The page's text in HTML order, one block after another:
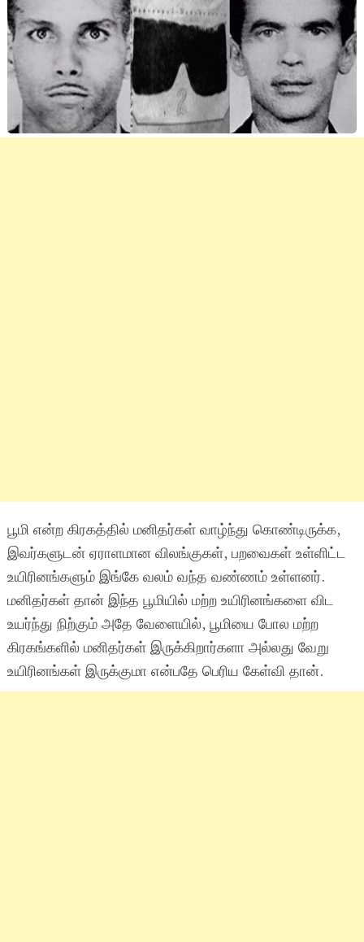
பூமி என்ற கிரகத்தில் மனிதர்கள் வாழ்ந்து கொண்டிருக்க,
இவர்களுடன் ஏராளமான விலங்குகள், பறவைகள் உள்ளிட்ட
உயிரினங்களும் இங்கே வலம் வந்த வண்ணம் உள்ளனர்.
மனிதர்கள் தான் இந்த பூமியில் மற்ற உயிரினங்களை விட
உயர்ந்து நிற்கும் அதே வேளையில், பூமியை போல மற்ற
கிரகங்களில் மனிதர்கள் இருக்கிறார்களா அல்லது வேறு
உயிரினங்கள் இருக்குமா என்பதே பெரிய கேள்வி தான்.